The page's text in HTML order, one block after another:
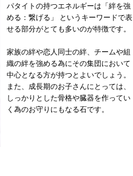
パタイトの持つエネルギーは「絆を強
める：繋げる」 というキーワードで表
せる部分がとても多いのが特徴です。
家族の絆や恋人同士の絆、チームや組
織の絆を強める為にその集団において
中心となる方が持つとよいでしょう。
また、成長期のお子さんにとっては、
しっかりとした骨格や臓器を作ってい
く為のお守りにもなる石です。